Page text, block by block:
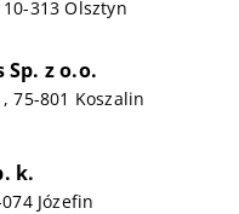
313 Olsztyn
Sp. z o.o.
75-801 Koszalin
k.
Józefin